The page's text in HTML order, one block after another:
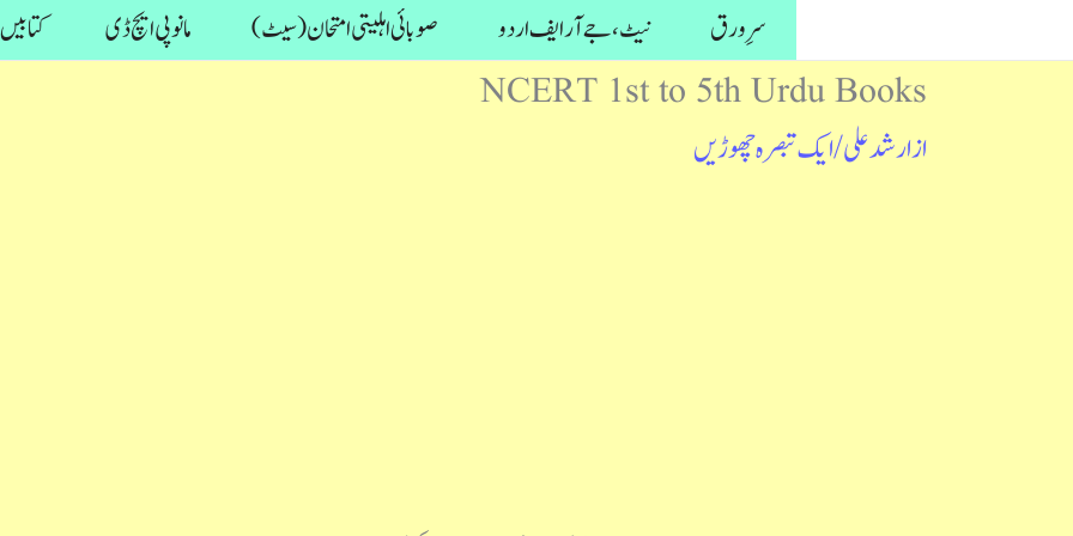
سرِ ورق نیٹ، جے آر ایف اردو صوبائی اہلیتی امتحان (سیٹ) مانو پی ایچ ڈی کتابیں
NCERT 1st to 5th Urdu Books
ازارشد علی/ایک تبصرہ چھوڑیں